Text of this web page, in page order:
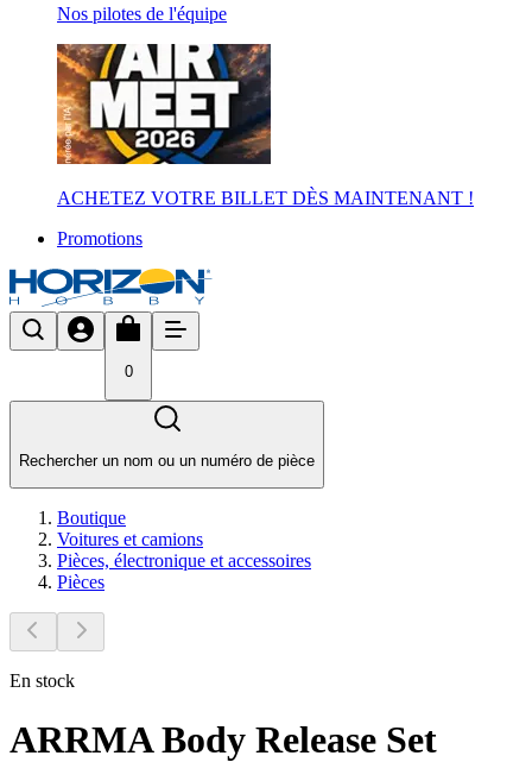
Nos pilotes de l'équipe
ACHETEZ VOTRE BILLET DÈS MAINTENANT !
Promotions
0
Rechercher un nom ou un numéro de pièce
Boutique
Voitures et camions
Pièces, électronique et accessoires
Pièces
En stock
ARRMA Body Release Set